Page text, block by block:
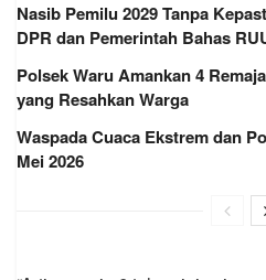
Nasib Pemilu 2029 Tanpa
DPR dan Pemerintah Bahas
Polsek Waru Amankan 4
yang Resahkan Warga
Waspada Cuaca Ekstrem dan
Mei 2026